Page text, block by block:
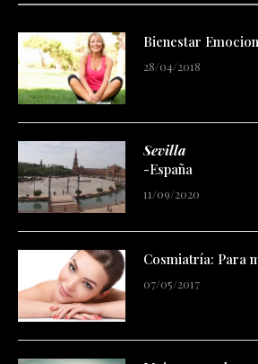
Bienestar
28/04/2018
Sevilla
-España
11/09/2020
Cosmiatría: Para
07/05/2017